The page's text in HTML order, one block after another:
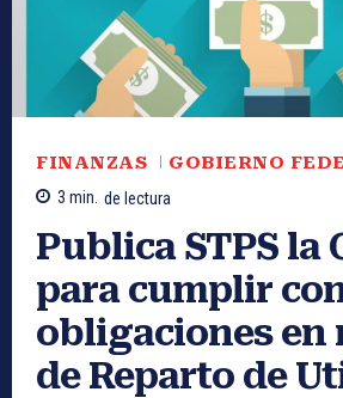
FINANZAS GOBIERNO
3 min. de lectura
Publica STPS la
para cumplir
obligaciones en
de Reparto de